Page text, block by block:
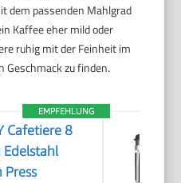
dem passenden Mahlgrad
Kaffee eher mild oder
ruhig mit der Feinheit im
Geschmack zu finden.
EMPFEHLUNG
Cafetiere 8
Edelstahl
Press